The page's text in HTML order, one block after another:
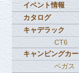
イベント情報
カタログ
キャデラック
CT6
キャンピングカー
ベガス